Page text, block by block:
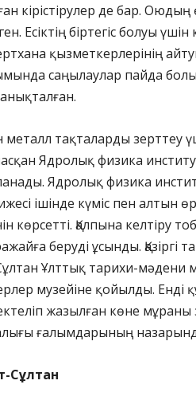
кірістірулер де бар. Оюдың
Есіктің біртегіс болуы
қызметкерлерінің
саңылаулар пайда
металл тақталарды зерттеу
Ядролық физика
Ядролық физика
ішінде күміс пен алтын
көрсетті. Қалпына келтіру
беруді ұсынды. Қазіргі
Сұлтан Ұлттық тарихи-
музейіне қойылды. Енді
жазылған көне
ғалымдарының
Сұлтан